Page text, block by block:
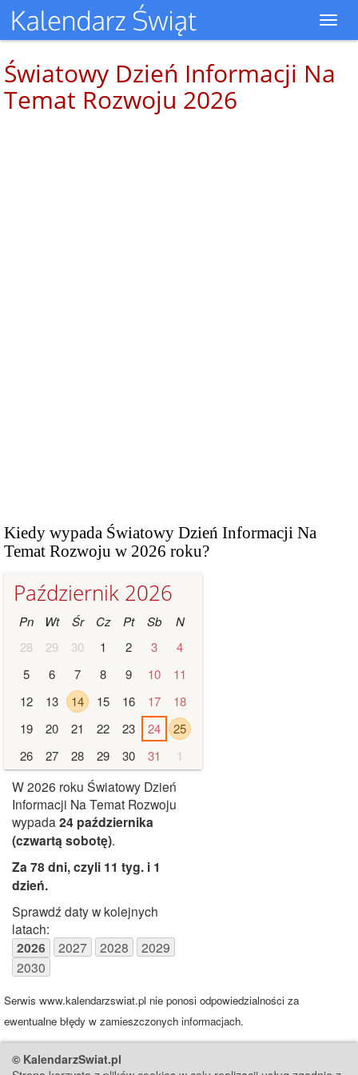
Światowy Dzień Informacji Na
Temat Rozwoju 2026
Kiedy wypada Światowy Dzień Informacji Na
Temat Rozwoju w 2026 roku?
Październik 2026
Pn Wt Śr Cz Pt Sb
N
28
29 30 1 2 3
4
5
6 7 8 9 10
11
12
13 14 15 16 17
18
19
20 21 22 23 24
25
26
27 28 29 30 31 1
W 2026 roku Światowy Dzień
Informacji Na Temat Rozwoju
wypada 24 października
(czwartą sobotę).
Za 78 dni, czyli 11 tyg. i 1
dzień.
Sprawdź daty w kolejnych
latach:
2026 2027 2028
2029
2030
Serwis www.kalendarzswiat.pl nie ponosi odpowiedzialności za
ewentualne błędy w zamieszczonych informacjach.
© KalendarzSwiat.pl